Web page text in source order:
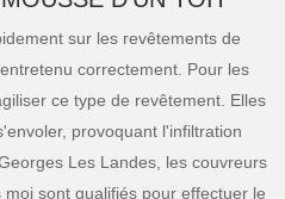
sur les revêtements de
correctement. Pour les
ce type de revêtement. Elles
provoquant l'infiltration
Les Landes, les couvreurs
sont qualifiés pour effectuer le